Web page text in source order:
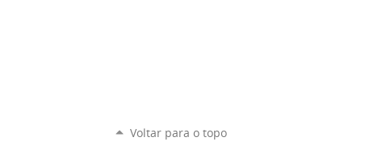
Voltar para o topo